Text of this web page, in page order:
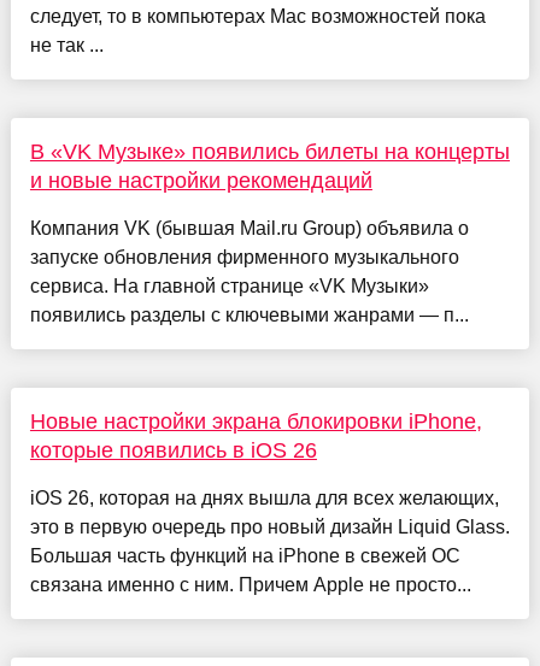
следует, то в компьютерах Mac возможностей пока
не так ...
В «VK Музыке» появились билеты на концерты
и новые настройки рекомендаций
Компания VK (бывшая Mail.ru Group) объявила о
запуске обновления фирменного музыкального
сервиса. На главной странице «VK Музыки»
появились разделы с ключевыми жанрами — п...
Новые настройки экрана блокировки iPhone,
которые появились в iOS 26
iOS 26, которая на днях вышла для всех желающих,
это в первую очередь про новый дизайн Liquid Glass.
Большая часть функций на iPhone в свежей ОС
связана именно с ним. Причем Apple не просто...